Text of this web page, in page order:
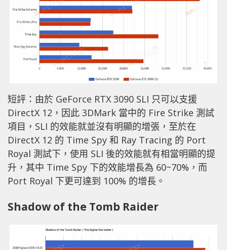
短評：由於 GeForce RTX 3090 SLI 只可以支援
DirectX 12，因此 3DMark 當中的 Fire Strike 測試
項目，SLI 的效能就並沒有明顯的增張，至於在
DirectX 12 的 Time Spy 和 Ray Tracing 的 Port
Royal 測試下，使用 SLI 後的效能就有相當明顯的提
升，其中 Time Spy 下的效能增長為 60~70%，而
Port Royal 下更可達到 100% 的增長。
Shadow of the Tomb Raider